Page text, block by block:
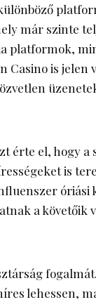
már szinte
platformok,
Casino is jelen
érte el, hogy a
is
óriási
a követőik
lehessen,